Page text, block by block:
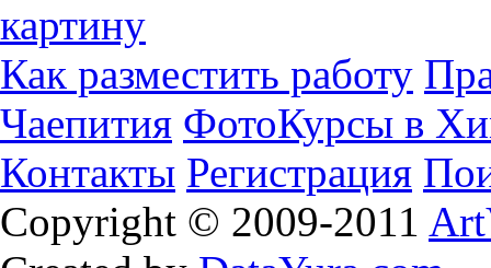
картину
Как разместить работу
Чаепития ФотоКурсы в
Контакты Регистрация
Copyright © 2009-2011